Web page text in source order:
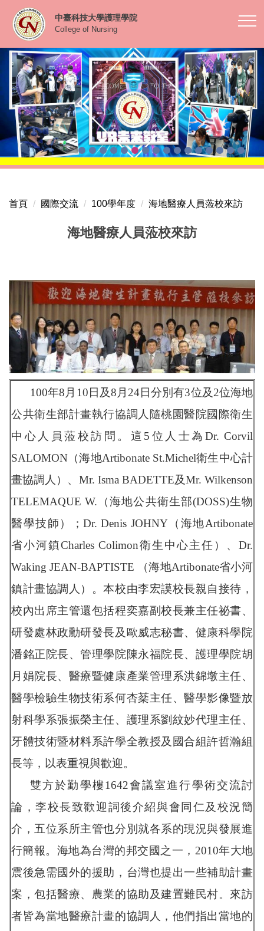
到
要
內
容
區
中臺科技大學護理學院
College of Nursing
首頁 國際交流 100學年度 海地醫療人員蒞校來訪
海地醫療人員蒞校來訪
100年8月10日及8月24日分別有3位及2位海地
公共衛生部計畫執行協調人隨桃園醫院國際衛生
中心人員蒞校訪問。這5位人士為Dr. Corvil
SALOMON（海地Artibonate St.Michel衛生中心計
畫協調人）、Mr. Isma BADETTE及Mr. Wilkenson
TELEMAQUE W.（海地公共衛生部(DOSS)生物
醫學技師）；Dr. Denis JOHNY（海地Artibonate
省小河鎮Charles Colimon衛生中心主任）、Dr.
Waking JEAN-BAPTISTE （海地Artibonate省小河
鎮計畫協調人）。本校由李宏謨校長親自接待，
校內出席主管還包括程奕嘉副校長兼主任祕書、
研發處林政勳研發長及歐威志秘書、健康科學院
潘銘正院長、管理學院陳永福院長、護理學院胡
月娟院長、醫療暨健康產業管理系洪錦墩主任、
醫學檢驗生物技術系何杏棻主任、醫學影像暨放
射科學系張振榮主任、護理系劉紋妙代理主任、
牙體技術暨材料系許學全教授及國合組許哲瀚組
長等，以表重視與歡迎。
雙方於勤學樓1642會議室進行學術交流討
論，李校長致歡迎詞後介紹與會同仁及校況簡
介，五位系所主管也分別就各系的現況與發展進
行簡報。海地為台灣的邦交國之一，2010年大地
震後急需國外的援助，台灣也提出一些補助計畫
案，包括醫療、農業的協助及建置難民村。來訪
者皆為當地醫療計畫的協調人，他們指出當地的